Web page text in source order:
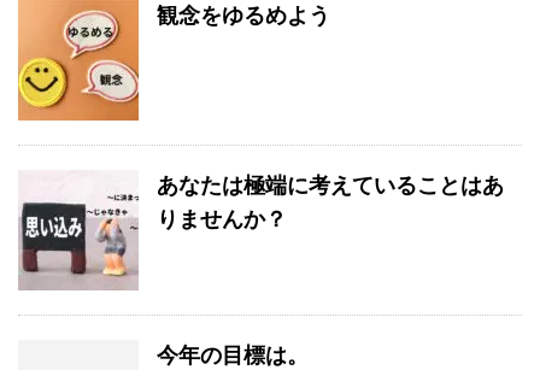
観念をゆるめよう
あなたは極端に考えていることはあ
りませんか？
今年の目標は。